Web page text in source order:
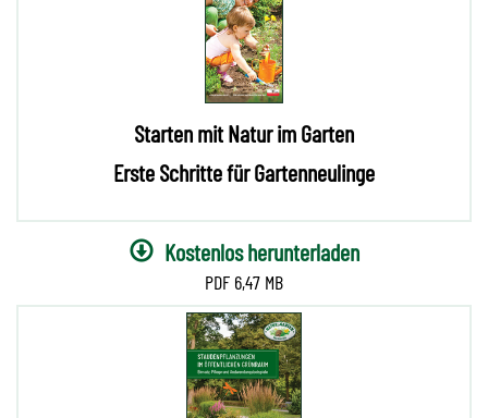
Starten mit Natur im Garten
Erste Schritte für Gartenneulinge
Kostenlos herunterladen
6,47 MB